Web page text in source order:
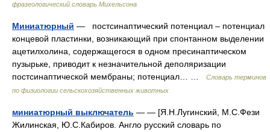
фразеологический словарь Михельсона
Миниатюрный — постсинаптический потенциал – потенциал
концевой пластинки, возникающий при спонтанном выделении
ацетилхолина, содержащегося в одном пресинаптическом
пузырьке, приводит к незначительной деполяризации
постсинаптической мембраны; потенциал… …
Словарь терминов
по физиологии сельскохозяйственных животных
миниатюрный выключатель — — [Я.Н.Лугинский, М.С.Фези
Жилинская, Ю.С.Кабиров. Англо русский словарь по